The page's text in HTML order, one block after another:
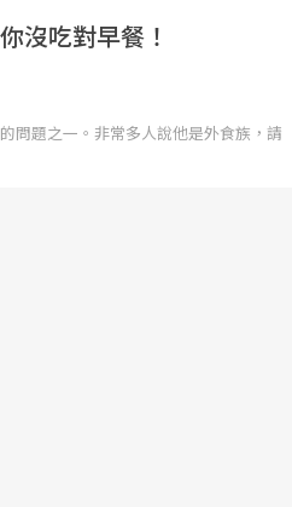
沒吃對早餐！
問題之一。非常多人說他是外食族，請